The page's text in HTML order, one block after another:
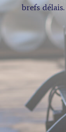
brefs délais.